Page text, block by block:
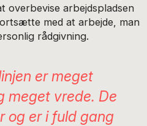
overbevise arbejdspladsen
med at arbejde, man
rådgivning.
er meget
meget vrede. De
og er i fuld gang